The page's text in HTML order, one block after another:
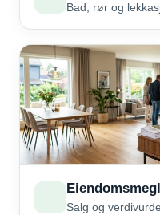
Bad, rør og
Salg og